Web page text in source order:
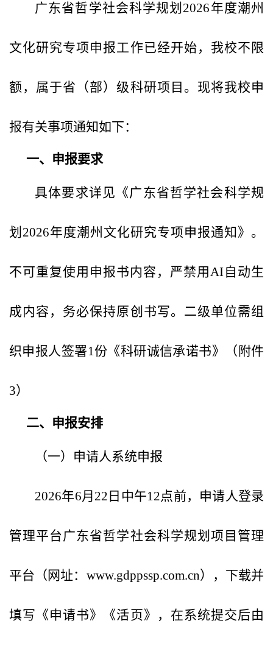
广东省哲学社会科学规划2026年度潮州
文化研究专项申报工作已经开始，我校不限
额，属于省（部）级科研项目。现将我校申
报有关事项通知如下：
一、申报要求
具体要求详见《广东省哲学社会科学规
划2026年度潮州文化研究专项申报通知》。
不可重复使用申报书内容，严禁用AI自动生
成内容，务必保持原创书写。二级单位需组
织申报人签署1份《科研诚信承诺书》（附件
3）
二、申报安排
（一）申请人系统申报
2026年6月22日中午12点前，申请人登录
管理平台广东省哲学社会科学规划项目管理
平台（网址：www.gdppssp.com.cn），下载并
填写《申请书》《活页》，在系统提交后由